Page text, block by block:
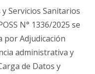
Servicios Sanitarios
N° 1336/2025 se
por Adjudicación
administrativa y
de Datos y